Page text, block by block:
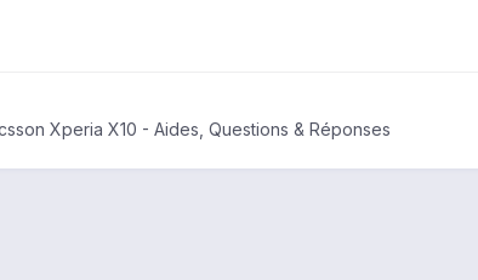
Xperia X10 - Aides, Questions & Réponses